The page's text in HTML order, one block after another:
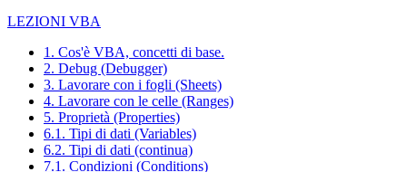
LEZIONI VBA
1. Cos'è VBA, concetti di base.
2. Debug (Debugger)
3. Lavorare con i fogli (Sheets)
4. Lavorare con le celle (Ranges)
5. Proprietà (Properties)
6.1. Tipi di dati (Variables)
6.2. Tipi di dati (continua)
7.1. Condizioni (Conditions)